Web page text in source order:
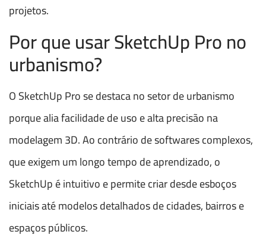
projetos.
Por que usar SketchUp Pro no
urbanismo?
O SketchUp Pro se destaca no setor de urbanismo
porque alia facilidade de uso e alta precisão na
modelagem 3D. Ao contrário de softwares complexos,
que exigem um longo tempo de aprendizado, o
SketchUp é intuitivo e permite criar desde esboços
iniciais até modelos detalhados de cidades, bairros e
espaços públicos.